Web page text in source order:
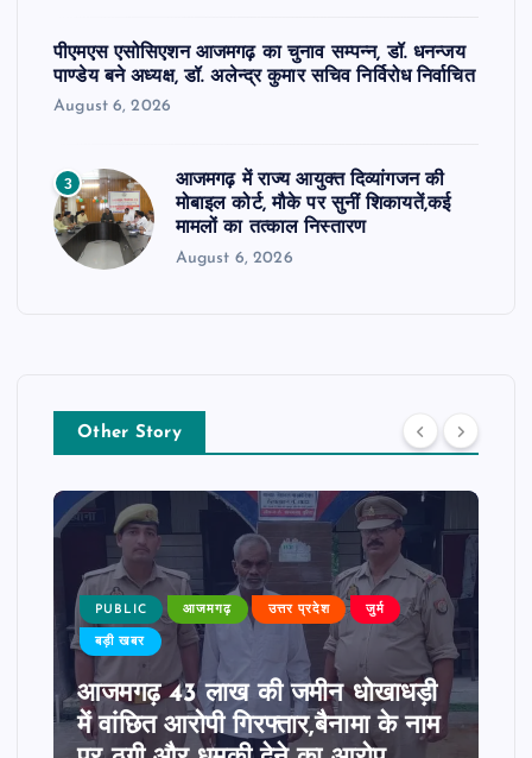
पीएमएस एसोसिएशन आजमगढ़ का चुनाव सम्पन्न, डॉ. धनन्जय
पाण्डेय बने अध्यक्ष, डॉ. अलेन्द्र कुमार सचिव निर्विरोध निर्वाचित
August 6, 2026
3
आजमगढ़ में राज्य आयुक्त दिव्यांगजन की
मोबाइल कोर्ट, मौके पर सुनीं शिकायतें,कई
मामलों का तत्काल निस्तारण
August 6, 2026
Other Story
PUBLIC आजमगढ़ उत्तर प्रदेश जुर्म
बड़ी खबर
आजमगढ़ 43 लाख की जमीन धोखाधड़ी
में वांछित आरोपी गिरफ्तार,बैनामा के नाम